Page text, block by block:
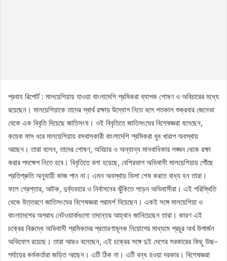
প্রবাহ রিপোর্ট : মালয়েশিয়ায় যাওয়া বাংলাদেশি শ্রমিকরা ব্যাপক শোষণ ও অবিচারের মধ্যে
রয়েছেন। মালয়েশিয়াকে তাদের স্বার্থ রক্ষায় উদ্যোগ নিতে বলে গতকাল শুক্রবার জেনেভা
থেকে এক বিবৃতি দিয়েছে জাতিসংঘ। ওই বিবৃতিতে জাতিসংঘের বিশেষজ্ঞরা বলেছেন,
কয়েক মাস ধরে মালয়েশিয়ায় বসবাসকারী বাংলাদেশি শ্রমিকরা খুব খারাপ অবস্থায়
আছেন। তারা বলেন, তাদের শোষণ, অবিচার ও অন্যান্য মানবাধিকার লঙ্ঘন থেকে রক্ষা
করার পদক্ষেপ নিতে হবে। বিবৃতিতে বলা হয়েছে, বেশিরভাগ অভিবাসী মালয়েশিয়ায় পৌঁছে
প্রতিশ্রুতি অনুযায়ী কাজ পান না। এমন অবস্থায় ভিসা শেষ করতে বাধ্য হন তারা।
ফলে গ্রেপ্তার, আটক, দুর্ব্যবহার ও নির্বাসনের ঝুঁকিতে পড়েন অভিবাসীরা। এই পরিস্থিতি
থেকে উত্তরণে জাতিসংঘের বিশেষজ্ঞরা পরামর্শ দিয়েছেন। একই সঙ্গে মালয়েশিয়া ও
বাংলাদেশের অপরাধ নেটওয়ার্কগুলো তদন্তের আহ্বান জানিয়েছেন তারা। কারণ এই
চক্রের বিরুদ্ধে অভিবাসী শ্রমিকদের প্রতারণামূলক নিয়োগের মাধ্যমে প্রচুর অর্থ উপার্জন
অভিযোগ রয়েছে। তারা আরও বলেছেন, এই চক্রের সঙ্গে দুই দেশের সরকারের কিছু উচ্চ-
পর্যায়ের কর্মকর্তারা জড়িত আছেন। এটি ঠিক না। এটি বন্ধ হওয়া দরকার। বিশেষজ্ঞরা